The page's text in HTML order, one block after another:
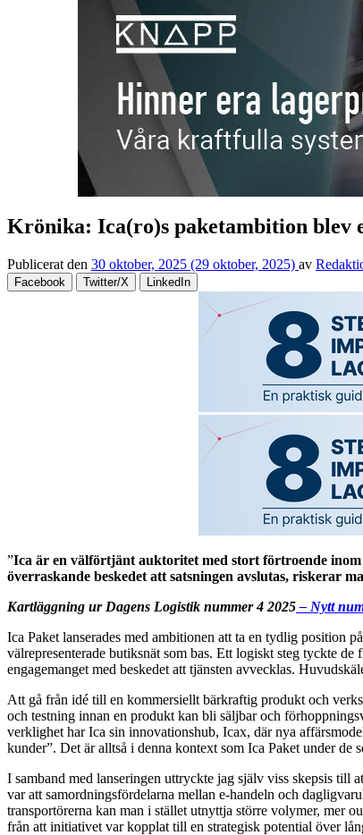
Krönika: Ica(ro)s paketambition blev
Publicerat den 30 oktober, 2025 (29 oktober, 2025) av
Facebook Twitter/X LinkedIn
”Ica är en välförtjänt auktoritet med stort förtroende
överraskande beskedet att satsningen avslutas, riskerar
Kartläggning ur Dagens Logistik nummer 4 2025– Nytt
Ica Paket lanserades med ambitionen att ta en tydlig position
välrepresenterade butiksnät som bas. Ett logiskt steg tyckte
engagemanget med beskedet att tjänsten avvecklas.
Att gå från idé till en kommersiellt bärkraftig produkt och
och testning innan en produkt kan bli säljbar och
verklighet har Ica sin innovationshub, Icax, där nya
kunder”. Det är alltså i denna kontext som Ica Paket under de
I samband med lanseringen uttryckte jag själv viss skepsis till
var att samordningsfördelarna mellan e-handeln och
transportörerna kan man i stället utnyttja större volymer, mer
från att initiativet var kopplat till en strategisk potential över